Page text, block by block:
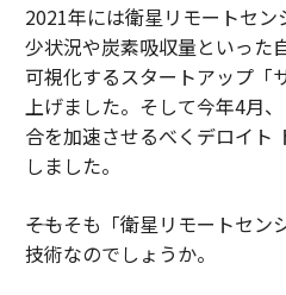
2021年には衛星リモートセ
少状況や炭素吸収量といった
可視化するスタートアップ「
上げました。そして今年4月
合を加速させるべくデロイト
しました。
――そもそも「衛星リモートセ
技術なのでしょうか。